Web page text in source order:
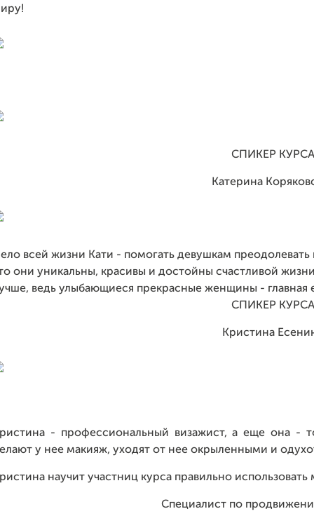
СПИКЕР КУРСА
Катерина
всей жизни Кати - помогать девушкам преодолевать
они уникальны, красивы и достойны счастливой
ведь улыбающиеся прекрасные женщины - главная
СПИКЕР КУРСА
Кристина
- профессиональный визажист, а еще она -
у нее макияж, уходят от нее окрыленными и
научит участниц курса правильно
Специалист по